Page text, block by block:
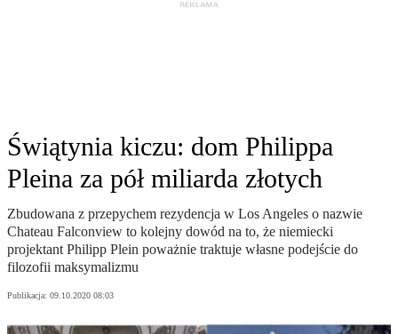
Świątynia kiczu: dom Philippa
Pleina za pół miliarda złotych
Zbudowana z przepychem rezydencja w Los Angeles o nazwie
Chateau Falconview to kolejny dowód na to, że niemiecki
projektant Philipp Plein poważnie traktuje własne podejście do
filozofii maksymalizmu
Publikacja: 09.10.2020 08:03